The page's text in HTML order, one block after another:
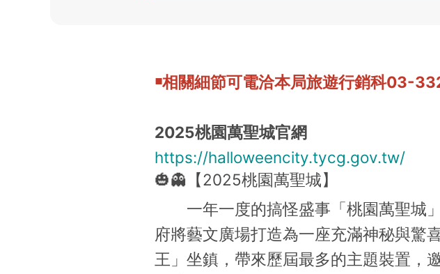
￭相關細節可電洽本局旅遊行銷科03-
2025桃園萬聖城官網
https://halloweencity.tycg.gov.tw/
🎃👻【2025桃園萬聖城】
一年一度的搞怪盛事「桃園萬聖城」
府將藝文廣場打造為一座充滿神秘與驚
王」坐鎮，帶來歷屆最多的主題裝置，